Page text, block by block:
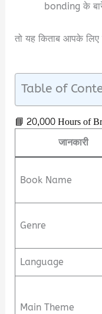
bonding के
तो यह किताब आपके
Table of
📘 20,000 Hours of
जानकारी
Book Name
Genre
Language
Main Theme